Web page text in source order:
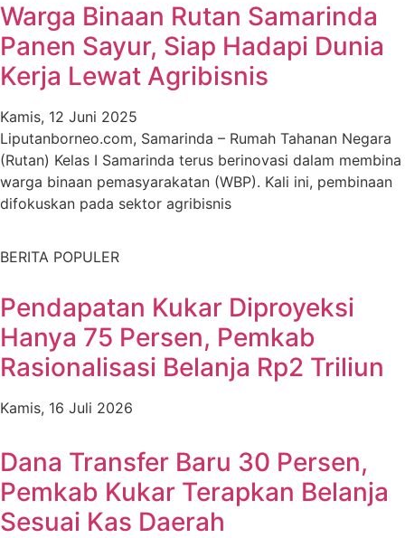
Warga Binaan Rutan Samarinda
Panen Sayur, Siap Hadapi Dunia
Kerja Lewat Agribisnis
Kamis, 12 Juni 2025
Liputanborneo.com, Samarinda – Rumah Tahanan Negara
(Rutan) Kelas I Samarinda terus berinovasi dalam membina
warga binaan pemasyarakatan (WBP). Kali ini, pembinaan
difokuskan pada sektor agribisnis
Pencari Ikan yang Hilang di
Mangkurawang Ditemukan
Meninggal di Sungai
Mahakam
BERITA POPULER
Pendapatan Kukar Diproyeksi
Hanya 75 Persen, Pemkab
Rasionalisasi Belanja Rp2 Triliun
Kamis, 16 Juli 2026
Dana Transfer Baru 30 Persen,
Pemkab Kukar Terapkan Belanja
Sesuai Kas Daerah